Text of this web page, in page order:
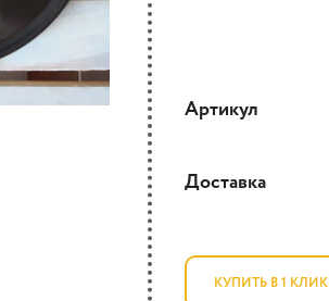
Артикул
Доставка
КУПИТЬ В 1 КЛИК